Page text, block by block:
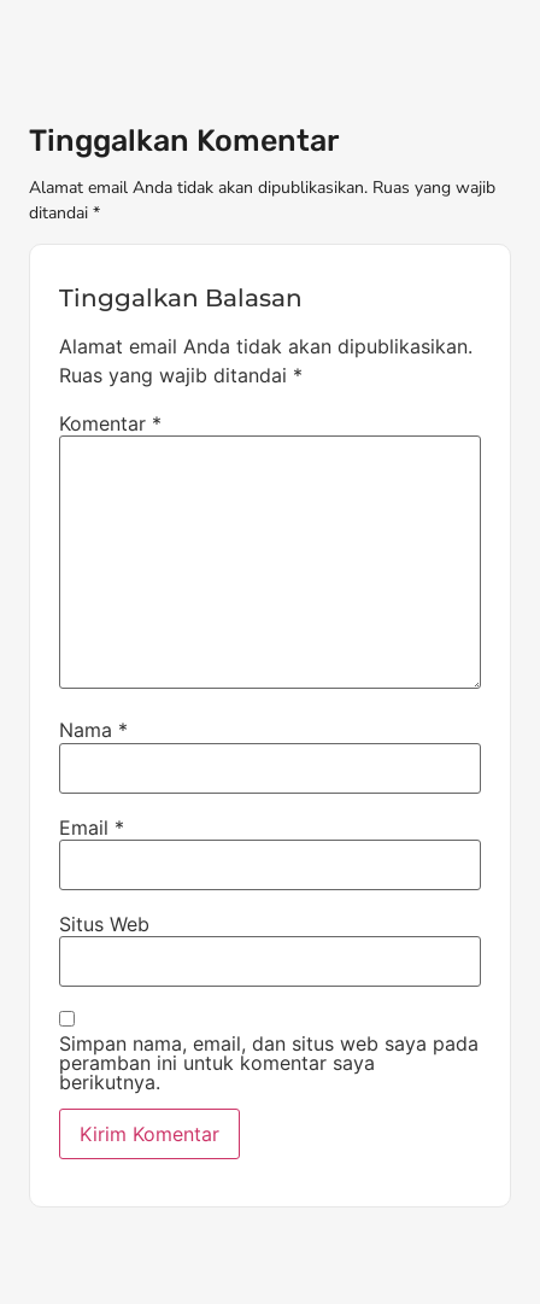
Tinggalkan Komentar
Alamat email Anda tidak akan dipublikasikan. Ruas yang wajib
ditandai *
Tinggalkan Balasan
Alamat email Anda tidak akan dipublikasikan.
Ruas yang wajib ditandai *
Komentar *
Nama *
Email *
Situs Web
Simpan nama, email, dan situs web saya pada
peramban ini untuk komentar saya
berikutnya.